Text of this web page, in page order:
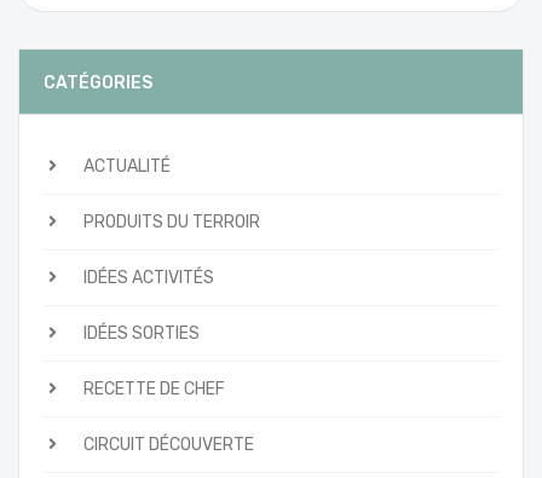
CATÉGORIES
ACTUALITÉ
PRODUITS DU TERROIR
IDÉES ACTIVITÉS
IDÉES SORTIES
RECETTE DE CHEF
CIRCUIT DÉCOUVERTE